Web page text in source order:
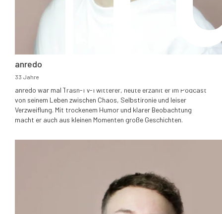
anredo
33 Jahre
anredo war mal Trash-TV-Twitterer, heute erzählt er im Podcast
von seinem Leben zwischen Chaos, Selbstironie und leiser
Verzweiflung. Mit trockenem Humor und klarer Beobachtung
macht er auch aus kleinen Momenten große Geschichten.